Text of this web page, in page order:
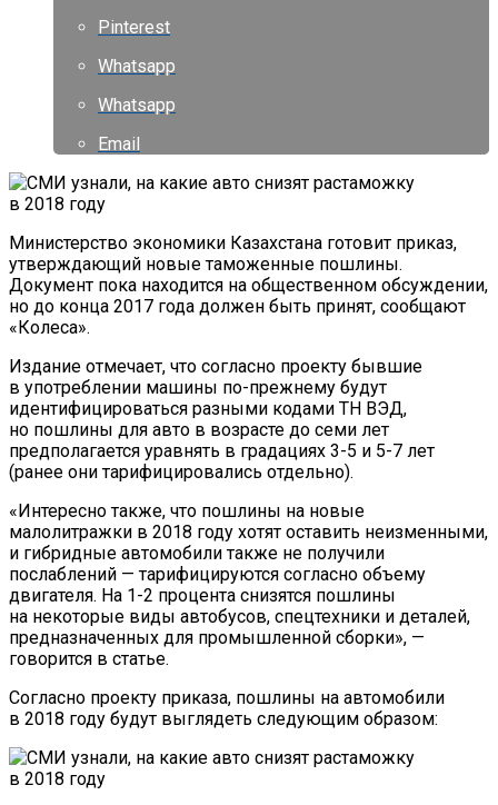
Pinterest
Whatsapp
Whatsapp
Email
Министерство экономики Казахстана готовит приказ,
утверждающий новые таможенные пошлины.
Документ пока находится на общественном обсуждении,
но до конца 2017 года должен быть принят, сообщают
«Колеса».
Издание отмечает, что согласно проекту бывшие
в употреблении машины по-прежнему будут
идентифицироваться разными кодами ТН ВЭД,
но пошлины для авто в возрасте до семи лет
предполагается уравнять в градациях 3-5 и 5-7 лет
(ранее они тарифицировались отдельно).
«Интересно также, что пошлины на новые
малолитражки в 2018 году хотят оставить неизменными,
и гибридные автомобили также не получили
послаблений — тарифицируются согласно объему
двигателя. На 1-2 процента снизятся пошлины
на некоторые виды автобусов, спецтехники и деталей,
предназначенных для промышленной сборки», —
говорится в статье.
Согласно проекту приказа, пошлины на автомобили
в 2018 году будут выглядеть следующим образом: